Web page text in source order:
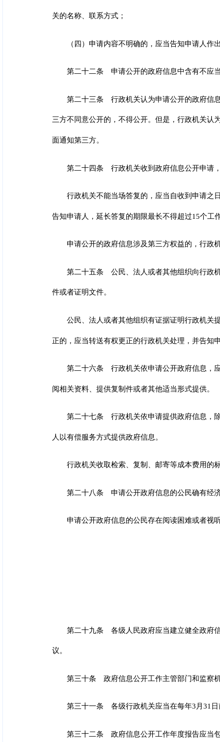
关的名称、联系方式；
（四）申请内容不明确的，应当告知申请人作
第二十二条 申请公开的政府信息中含有不应
第二十三条 行政机关认为申请公开的政府信
三方不同意公开的，不得公开。但是，行政机关认
面通知第三方。
第二十四条 行政机关收到政府信息公开申请
行政机关不能当场答复的，应当自收到申请之
告知申请人，延长答复的期限最长不得超过15个工
申请公开的政府信息涉及第三方权益的，行政
第二十五条 公民、法人或者其他组织向行政
件或者证明文件。
公民、法人或者其他组织有证据证明行政机关
正的，应当转送有权更正的行政机关处理，并告知
第二十六条 行政机关依申请公开政府信息，
阅相关资料、提供复制件或者其他适当形式提供。
第二十七条 行政机关依申请提供政府信息，
人以有偿服务方式提供政府信息。
行政机关收取检索、复制、邮寄等成本费用的
第二十八条 申请公开政府信息的公民确有经
申请公开政府信息的公民存在阅读困难或者视
第二十九条 各级人民政府应当建立健全政府
议。
第三十条 政府信息公开工作主管部门和监察
第三十一条 各级行政机关应当在每年3月31
第三十二条 政府信息公开工作年度报告应当